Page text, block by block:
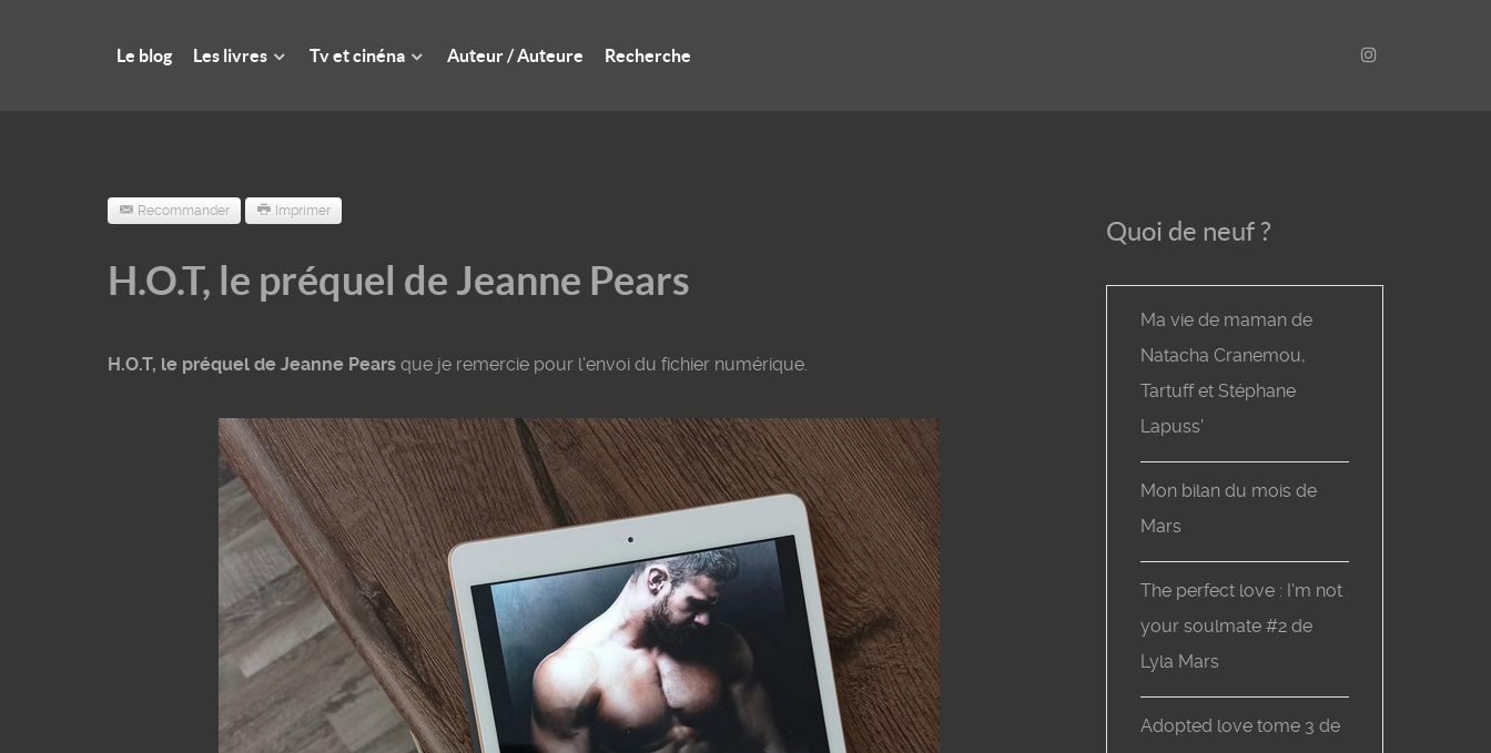
Le blog Les livres Tv et cinéna Auteur / Auteure Recherche
Recommander Imprimer
H.O.T, le préquel de Jeanne Pears
H.O.T, le préquel de Jeanne Pears que je remercie pour l'envoi du fichier numérique.
Quoi de neuf ?
Ma vie de maman de
Natacha Cranemou,
Tartuff et Stéphane
Lapuss'
Mon bilan du mois de
Mars
The perfect love : I'm not
your soulmate #2 de
Lyla Mars
Adopted love tome 3 de